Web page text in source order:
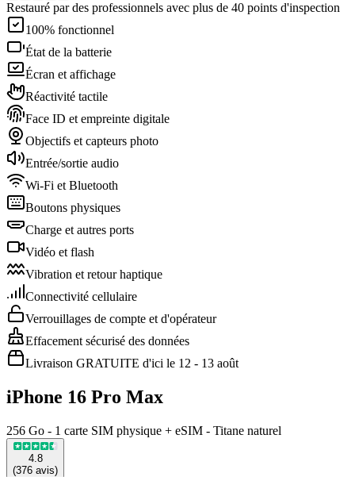
Restauré par des professionnels avec plus de 40 points d'inspection
100% fonctionnel
État de la batterie
Écran et affichage
Réactivité tactile
Face ID et empreinte digitale
Objectifs et capteurs photo
Entrée/sortie audio
Wi-Fi et Bluetooth
Boutons physiques
Charge et autres ports
Vidéo et flash
Vibration et retour haptique
Connectivité cellulaire
Verrouillages de compte et d'opérateur
Effacement sécurisé des données
Livraison GRATUITE d'ici le 12 - 13 août
iPhone 16 Pro Max
256 Go - 1 carte SIM physique + eSIM - Titane naturel
4.8
(376 avis)